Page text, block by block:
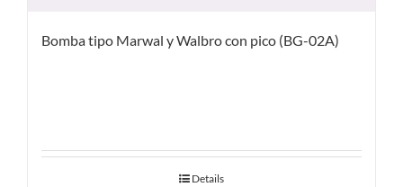
Bomba tipo Marwal y Walbro con pico (BG-02A)
Details